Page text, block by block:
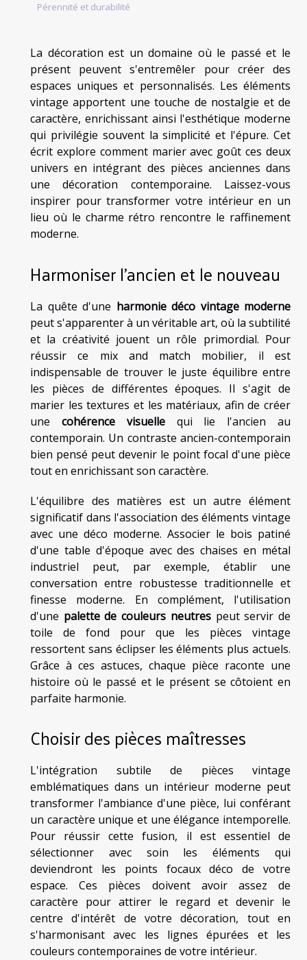
Pérennité et durabilité
La décoration est un domaine où le passé et le
présent peuvent s'entremêler pour créer des
espaces uniques et personnalisés. Les éléments
vintage apportent une touche de nostalgie et de
caractère, enrichissant ainsi l'esthétique moderne
qui privilégie souvent la simplicité et l'épure. Cet
écrit explore comment marier avec goût ces deux
univers en intégrant des pièces anciennes dans
une décoration contemporaine. Laissez-vous
inspirer pour transformer votre intérieur en un
lieu où le charme rétro rencontre le raffinement
moderne.
Harmoniser l'ancien et le nouveau
La quête d'une harmonie déco vintage moderne
peut s'apparenter à un véritable art, où la subtilité
et la créativité jouent un rôle primordial. Pour
réussir ce mix and match mobilier, il est
indispensable de trouver le juste équilibre entre
les pièces de différentes époques. Il s'agit de
marier les textures et les matériaux, afin de créer
une cohérence visuellequi lie l'ancien au
contemporain. Un contraste ancien-contemporain
bien pensé peut devenir le point focal d'une pièce
tout en enrichissant son caractère.
L'équilibre des matières est un autre élément
significatif dans l'association des éléments vintage
avec une déco moderne. Associer le bois patiné
d'une table d'époque avec des chaises en métal
industriel peut, par exemple, établir une
conversation entre robustesse traditionnelle et
finesse moderne. En complément, l'utilisation
d'une palette de couleurs neutrespeut servir de
toile de fond pour que les pièces vintage
ressortent sans éclipser les éléments plus actuels.
Grâce à ces astuces, chaque pièce raconte une
histoire où le passé et le présent se côtoient en
parfaite harmonie.
Choisir des pièces maîtresses
L'intégration subtile de pièces vintage
emblématiques dans un intérieur moderne peut
transformer l'ambiance d'une pièce, lui conférant
un caractère unique et une élégance intemporelle.
Pour réussir cette fusion, il est essentiel de
sélectionner avec soin les éléments qui
deviendront les points focaux déco de votre
espace. Ces pièces doivent avoir assez de
caractère pour attirer le regard et devenir le
centre d'intérêt de votre décoration, tout en
s'harmonisant avec les lignes épurées et les
couleurs contemporaines de votre intérieur.